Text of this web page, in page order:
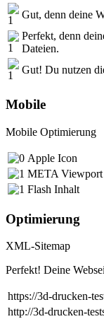
Gut, denn deine
Perfekt, denn
Dateien.
Gut! Du nutzen
Mobile
Mobile Optimierung
Apple Icon
META Viewport
Flash Inhalt
Optimierung
XML-Sitemap
Perfekt! Deine
https://3d-drucken-
http://3d-drucken-